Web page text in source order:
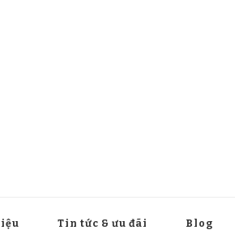
Tin tức & ưu đãi Blog